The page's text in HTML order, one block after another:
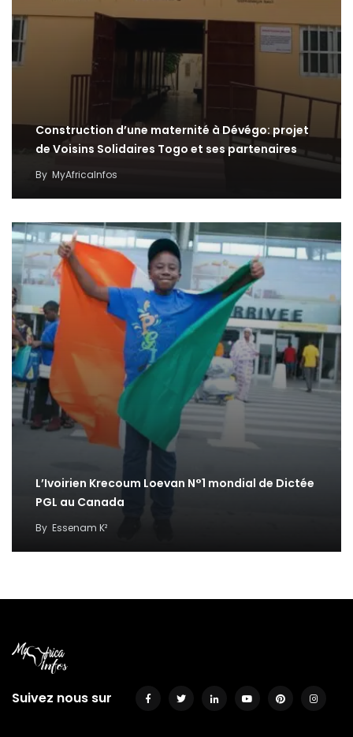
Construction d’une maternité à Dévégo: projet
de Voisins Solidaires Togo et ses partenaires
By MyAfricaInfos
L’Ivoirien Krecoum Loevan N°1 mondial de Dictée
PGL au Canada
By Essenam K²
Suivez nous sur